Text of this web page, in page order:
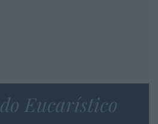
Eucarístico